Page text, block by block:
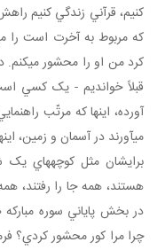
کنيم، قرآني زندگي کنيم
که مربوط به آخرت است را
کرد من او را محشور مي کنم.
قبلاً خوانديم - يک کسي
آورده، اينها که مرتّب
مي آورند در آسمان و زمين،
برايشان مثل کوچه هاي
هستند، همه جا را رفتند،
در بخش پاياني سوره
چرا مرا کور محشور کردي؟